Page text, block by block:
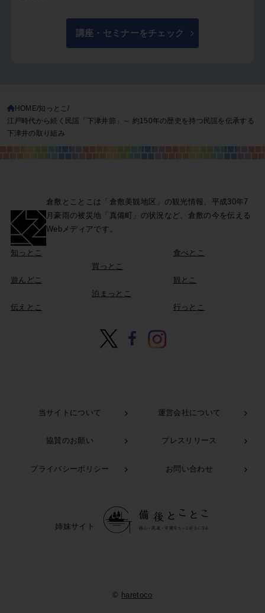
講座・セミナーをチェック
HOME 知っとこ
江戸時代から続く民謡「下津井節」～ 約150年の歴史を持つ民謡を伝承する
下津井の取り組み
倉敷とことこは「倉敷美観地区」の観光情報、 平成30年7
月豪雨の被災地「真備町」の状況など、 倉敷の今を伝える
Webメディアです。
知っとこ
食べとこ
買っとこ
遊んどこ
観とこ
泊まっとこ
伝えとこ
行っとこ
当サイトについて 運営会社について
協賛のお願い プレスリリース
プライバシーポリシー お問い合わせ
姉妹サイト
© haretoco
岩佐りつ子